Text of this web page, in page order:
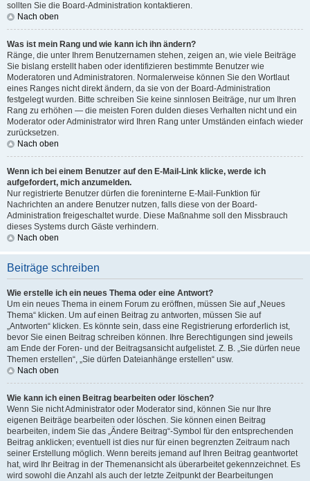
sollten Sie die Board-Administration kontaktieren.
Nach oben
Was ist mein Rang und wie kann ich ihn ändern?
Ränge, die unter Ihrem Benutzernamen stehen, zeigen an, wie viele Beiträge
Sie bislang erstellt haben oder identifizieren bestimmte Benutzer wie
Moderatoren und Administratoren. Normalerweise können Sie den Wortlaut
eines Ranges nicht direkt ändern, da sie von der Board-Administration
festgelegt wurden. Bitte schreiben Sie keine sinnlosen Beiträge, nur um Ihren
Rang zu erhöhen — die meisten Foren dulden dieses Verhalten nicht und ein
Moderator oder Administrator wird Ihren Rang unter Umständen einfach wieder
zurücksetzen.
Nach oben
Wenn ich bei einem Benutzer auf den E-Mail-Link klicke, werde ich
aufgefordert, mich anzumelden.
Nur registrierte Benutzer dürfen die foreninterne E-Mail-Funktion für
Nachrichten an andere Benutzer nutzen, falls diese von der Board-
Administration freigeschaltet wurde. Diese Maßnahme soll den Missbrauch
dieses Systems durch Gäste verhindern.
Nach oben
Beiträge schreiben
Wie erstelle ich ein neues Thema oder eine Antwort?
Um ein neues Thema in einem Forum zu eröffnen, müssen Sie auf „Neues
Thema“ klicken. Um auf einen Beitrag zu antworten, müssen Sie auf
„Antworten“ klicken. Es könnte sein, dass eine Registrierung erforderlich ist,
bevor Sie einen Beitrag schreiben können. Ihre Berechtigungen sind jeweils
am Ende der Foren- und der Beitragsansicht aufgelistet. Z. B. „Sie dürfen neue
Themen erstellen“, „Sie dürfen Dateianhänge erstellen“ usw.
Nach oben
Wie kann ich einen Beitrag bearbeiten oder löschen?
Wenn Sie nicht Administrator oder Moderator sind, können Sie nur Ihre
eigenen Beiträge bearbeiten oder löschen. Sie können einen Beitrag
bearbeiten, indem Sie das „Ändere Beitrag“-Symbol für den entsprechenden
Beitrag anklicken; eventuell ist dies nur für einen begrenzten Zeitraum nach
seiner Erstellung möglich. Wenn bereits jemand auf Ihren Beitrag geantwortet
hat, wird Ihr Beitrag in der Themenansicht als überarbeitet gekennzeichnet. Es
wird sowohl die Anzahl als auch der letzte Zeitpunkt der Bearbeitungen